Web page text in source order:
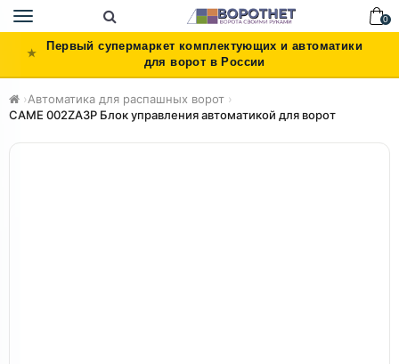
Toggle
navigation
0
Первый супермаркет комплектующих и автоматики
для ворот в России
›Автоматика для распашных ворот ›
CAME 002ZA3P Блок управления автоматикой для ворот